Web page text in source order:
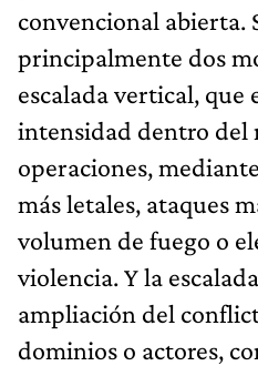
convencional abierta.
principalmente dos
escalada vertical, que
intensidad dentro del
operaciones,
más letales, ataques
volumen de fuego o
violencia. Y la
ampliación del
dominios o actores,